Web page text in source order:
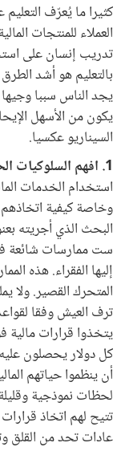
كثيرا ما يُعرّف
العملاء للمنتجات
تدريب إنسان على
بالتعليم هو أشد
يجد الناس سببا
يكون من الأسهل
السيناريو عكسيا.
1. افهم السلوكيات الحالية.
استخدام الخدمات
وخاصة كيفية اتخاذهم
البحث الذي أجريته
ست ممارسات شائعة في
إليها الفقراء. هذه
المتحرك القصير.
ترف العيش وفقا
يتخذوا قرارات
كل دولار يحصلون
أن ينظموا حياتهم
لحظات نموذجية
تتيح لهم اتخاذ
عادات تحد من القلق